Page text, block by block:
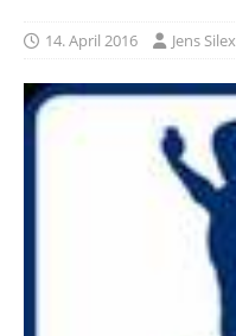
14. April 2016 Jens Silex